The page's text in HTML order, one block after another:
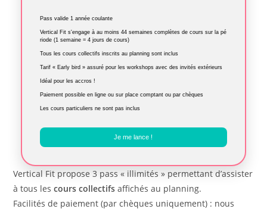
Pass valide 1 année coulante
Vertical Fit s'engage à au moins 44 semaines complètes de cours sur la pé
riode (1 semaine = 4 jours de cours)
Tous les cours collectifs inscrits au planning sont inclus
Tarif « Early bird » assuré pour les workshops avec des invités extérieurs
Idéal pour les accros !
Paiement possible en ligne ou sur place comptant ou par chèques
Les cours particuliers ne sont pas inclus
Je me lance !
Vertical Fit propose 3 pass « illimités » permettant d’assister
à tous lescours collectifs affichés au planning.
Facilités de paiement (par chèques uniquement) : nous